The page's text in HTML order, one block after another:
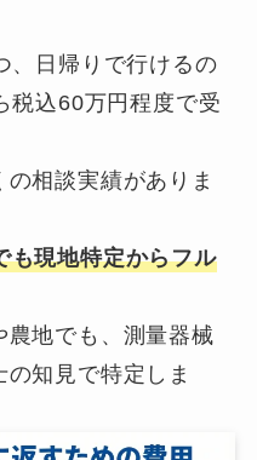
、日帰りで行けるの
税込60万円程度で受
相談実績がありま
も現地特定からフル
地でも、測量器械
知見で特定しま